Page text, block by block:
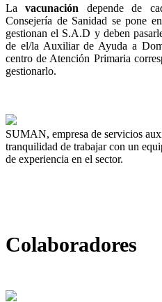
Lavacunación depende de
Consejería de Sanidad se pone
gestionan el S.A.D y deben
de el/la Auxiliar de Ayuda a
centro de Atención Primaria
gestionarlo.
SUMAN, empresa de servicios
tranquilidad de trabajar con un
de experiencia en el sector.
Colaboradores